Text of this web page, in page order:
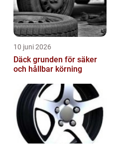
10 juni 2026
Däck grunden för säker
och hållbar körning